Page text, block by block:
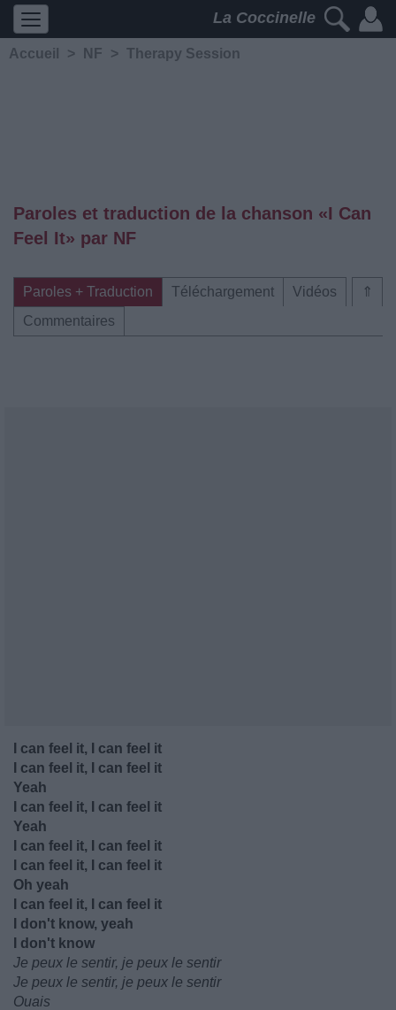
La Coccinelle
Accueil > NF > Therapy Session
Paroles et traduction de la chanson «I Can
Feel It» par NF
⇑
Paroles + Traduction Téléchargement
Vidéos
Commentaires
I can feel it, I can feel it
I can feel it, I can feel it
Yeah
I can feel it, I can feel it
Yeah
I can feel it, I can feel it
I can feel it, I can feel it
Oh yeah
I can feel it, I can feel it
I don't know, yeah
I don't know
Je peux le sentir, je peux le sentir
Je peux le sentir, je peux le sentir
Ouais